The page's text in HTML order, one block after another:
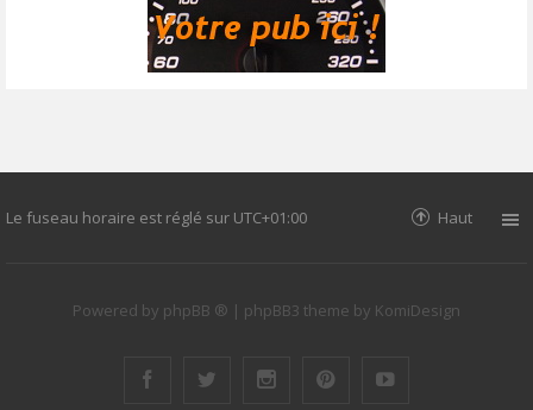
Le fuseau horaire est réglé sur UTC+01:00 Haut
Powered by phpBB ® | phpBB3 theme by KomiDesign